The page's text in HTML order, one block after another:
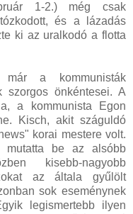
1-2.) még csak
és a lázadás
ki az uralkodó a flotta
már a kommunisták
szorgos önkéntesei. A
a kommunista Egon
Kisch, akit száguldó
korai mestere volt.
mutatta be az alsóbb
kisebb-nagyobb
az általa gyűlölt
sok eseménynek
legismertebb ilyen